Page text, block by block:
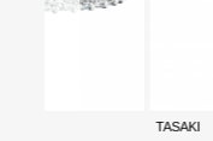
TASAKI